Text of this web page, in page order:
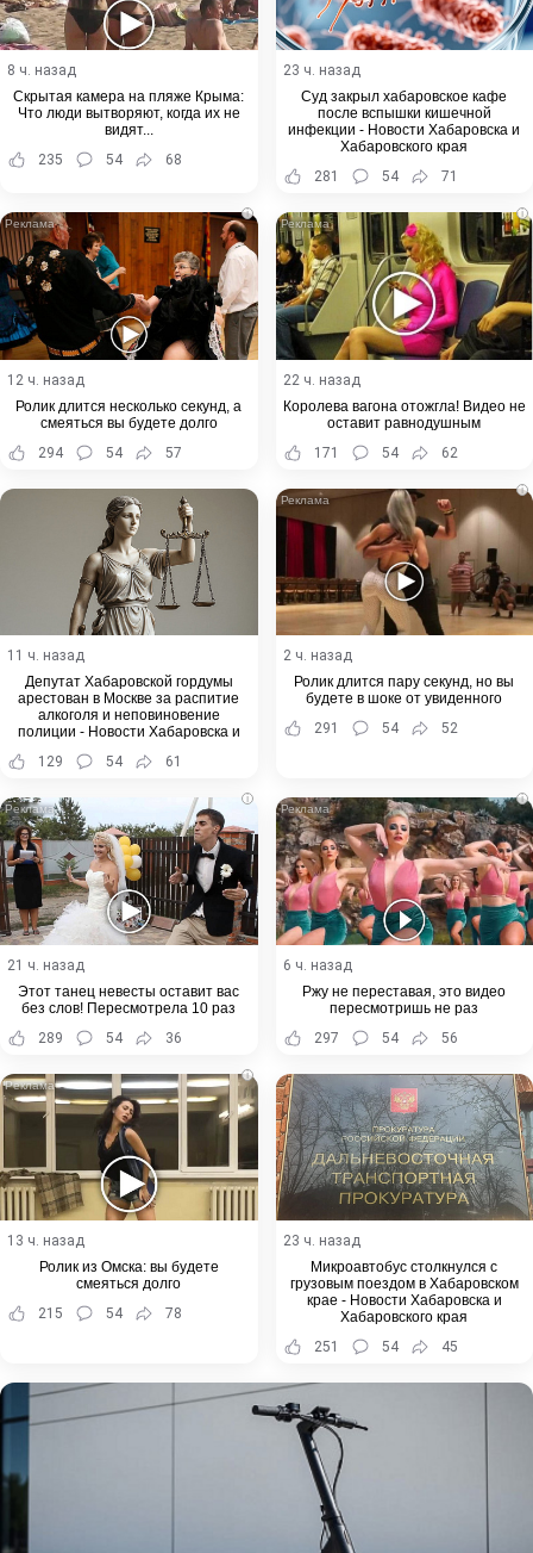
8 ч. назад
Скрытая камера на пляже Крыма:
Что люди вытворяют, когда их не
видят...
235
54 68
23 ч. назад
Суд закрыл хабаровское кафе
после вспышки кишечной
инфекции - Новости Хабаровска и
Хабаровского края
281
54 71
i
12 ч. назад
Ролик длится несколько секунд, а
смеяться вы будете долго
294
54 57
i
22 ч. назад
Королева вагона отожгла! Видео не
оставит равнодушным
171
54 62
11 ч. назад
Депутат Хабаровской гордумы
арестован в Москве за распитие
алкоголя и неповиновение
полиции - Новости Хабаровска и
129 54 61
i
2 ч. назад
Ролик длится пару секунд, но вы
будете в шоке от увиденного
291
54 52
i
21 ч. назад
Этот танец невесты оставит вас
без слов! Пересмотрела 10 раз
289
54 36
i
6 ч. назад
Ржу не переставая, это видео
пересмотришь не раз
297
54 56
i
13 ч. назад
Ролик из Омска: вы будете
смеяться долго
215
54 78
23 ч. назад
Микроавтобус столкнулся с
грузовым поездом в Хабаровском
крае - Новости Хабаровска и
Хабаровского края
251
54 45